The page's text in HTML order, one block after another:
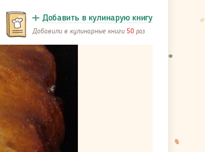
Добавить в кулинарую книгу
Добавили в кулинарные книги 50 раз